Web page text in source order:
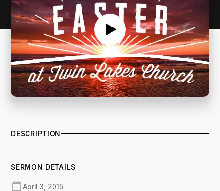
DESCRIPTION
SERMON DETAILS
April 3, 2015